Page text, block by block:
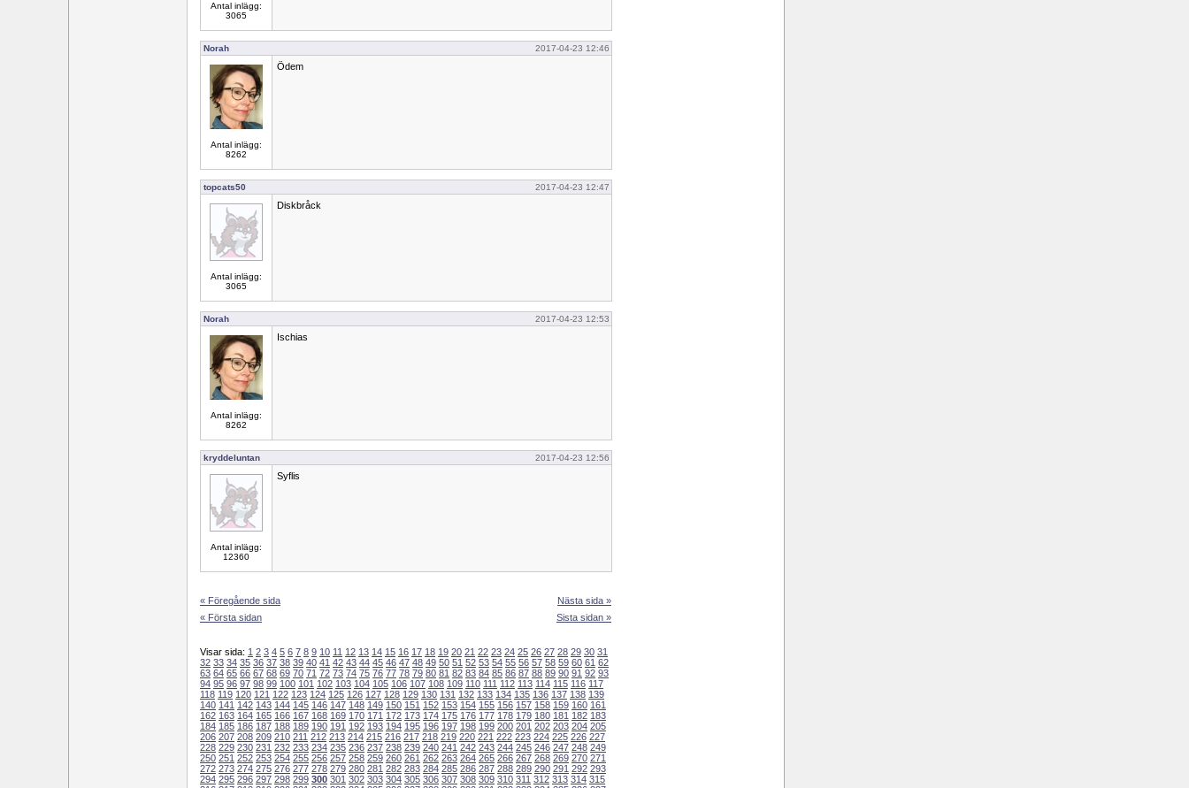
Antal inlägg:
3065
Norah 2017-04-23 12:46
Antal inlägg:
8262
Ödem
topcats50 2017-04-23 12:47
Antal inlägg:
3065
Diskbråck
Norah 2017-04-23 12:53
Antal inlägg:
8262
Ischias
kryddeluntan 2017-04-23 12:56
Antal inlägg:
12360
Syflis
« Föregående sida
« Första sidan
Nästa sida »
Sista sidan »
Visar sida: 1 2 3 4 5 6 7 8 9 10 11 12 13 14 15 16 17 18 19 20 21 22 23 24 25 26 27 28 29 30 31
32 33 34 35 36 37 38 39 40 41 42 43 44 45 46 47 48 49 50 51 52 53 54 55 56 57 58 59 60 61 62
63 64 65 66 67 68 69 70 71 72 73 74 75 76 77 78 79 80 81 82 83 84 85 86 87 88 89 90 91 92 93
94 95 96 97 98 99 100 101 102 103 104 105 106 107 108 109 110 111 112 113 114 115 116 117
118 119 120 121 122 123 124 125 126 127 128 129 130 131 132 133 134 135 136 137 138 139
140 141 142 143 144 145 146 147 148 149 150 151 152 153 154 155 156 157 158 159 160 161
162 163 164 165 166 167 168 169 170 171 172 173 174 175 176 177 178 179 180 181 182 183
184 185 186 187 188 189 190 191 192 193 194 195 196 197 198 199 200 201 202 203 204 205
206 207 208 209 210 211 212 213 214 215 216 217 218 219 220 221 222 223 224 225 226 227
228 229 230 231 232 233 234 235 236 237 238 239 240 241 242 243 244 245 246 247 248 249
250 251 252 253 254 255 256 257 258 259 260 261 262 263 264 265 266 267 268 269 270 271
272 273 274 275 276 277 278 279 280 281 282 283 284 285 286 287 288 289 290 291 292 293
294 295 296 297 298 299 300 301 302 303 304 305 306 307 308 309 310 311 312 313 314 315